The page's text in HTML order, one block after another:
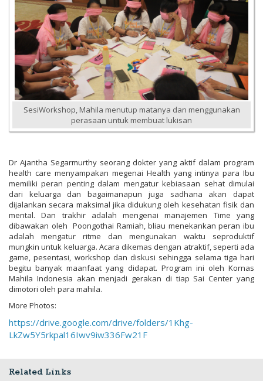
SesiWorkshop, Mahila menutup matanya dan menggunakan
perasaan untuk membuat lukisan
Dr Ajantha Segarmurthy seorang dokter yang aktif dalam program
health care menyampakan megenai Health yang intinya para Ibu
memiliki peran penting dalam mengatur kebiasaan sehat dimulai
dari keluarga dan bagaimanapun juga sadhana akan dapat
dijalankan secara maksimal jika didukung oleh kesehatan fisik dan
mental. Dan trakhir adalah mengenai manajemen Time yang
dibawakan oleh Poongothai Ramiah, bliau menekankan peran ibu
adalah mengatur ritme dan mengunakan waktu seproduktif
mungkin untuk keluarga. Acara dikemas dengan atraktif, seperti ada
game, pesentasi, workshop dan diskusi sehingga selama tiga hari
begitu banyak maanfaat yang didapat. Program ini oleh Kornas
Mahila Indonesia akan menjadi gerakan di tiap Sai Center yang
dimotori oleh para mahila.
More Photos:
https://drive.google.com/drive/folders/1Khg-
LkZw5Y5rkpal16Iwv9iw336Fw21F
Related Links